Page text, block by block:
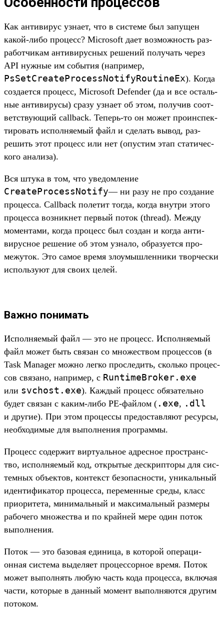
Как анти­вирус узна­ет, что в сис­теме был запущен
какой‑либо про­цесс? Microsoft дает воз­можность раз­
работ­чикам анти­вирус­ных решений получать через
API нуж­ные им события (нап­ример,
PsSetCreateProcessNotifyRoutineEx). Ког­да
соз­дает­ся про­цесс, Microsoft Defender (да и все осталь­
ные анти­виру­сы) сра­зу узна­ет об этом, получив соот­
ветс­тву­ющий callback. Теперь‑то он может про­инспек­
тировать исполня­емый файл и сде­лать вывод, раз­
решить этот про­цесс или нет (опус­тим этап ста­тичес­
кого ана­лиза).
Вся шту­ка в том, что уве­дом­ление
CreateProcessNotify— ни разу не про соз­дание
про­цес­са. Callback полетит тог­да, ког­да внут­ри это­го
про­цес­са воз­никнет пер­вый поток (thread). Меж­ду
момен­тами, ког­да про­цесс был соз­дан и ког­да анти­
вирус­ное решение об этом узна­ло, обра­зует­ся про­
межу­ток. Это самое вре­мя зло­умыш­ленни­ки твор­чески
исполь­зуют для сво­их целей.
Важно понимать
Ис­полня­емый файл — это не про­цесс. Исполня­емый
файл может быть свя­зан со мно­жес­твом про­цес­сов (в
Task Manager мож­но лег­ко прос­ледить, сколь­ко про­цес­
сов свя­зано, нап­ример, с RuntimeBroker. exe
или svchost. exe). Каж­дый про­цесс обя­затель­но
будет свя­зан с каким‑либо PE-фай­лом ( . exe, . dll
и дру­гие). При этом про­цес­сы пре­дос­тавля­ют ресур­сы,
необ­ходимые для выпол­нения прог­раммы.
Про­цесс содер­жит вир­туаль­ное адресное прос­транс­
тво, исполня­емый код, откры­тые дес­крип­торы для сис­
темных объ­ектов, кон­текст безопас­ности, уни­каль­ный
иден­тифика­тор про­цес­са, перемен­ные сре­ды, класс
при­ори­тета, минималь­ный и мак­сималь­ный раз­меры
рабоче­го мно­жес­тва и по край­ней мере один поток
выпол­нения.
По­ток — это базовая еди­ница, в которой опе­раци­
онная сис­тема выделя­ет про­цес­сорное вре­мя. Поток
может выпол­нять любую часть кода про­цес­са, вклю­чая
час­ти, которые в дан­ный момент выпол­няют­ся дру­гим
потоком.